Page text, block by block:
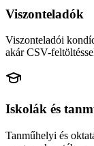
Viszonteladók
Viszonteladói
akár CSV-
Iskolák és
Tanműhelyi és